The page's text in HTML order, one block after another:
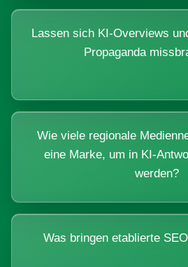
Lassen sich KI-Overviews
Propaganda
Wie viele regionale
eine Marke, um in KI-
werden?
Was bringen etablierte